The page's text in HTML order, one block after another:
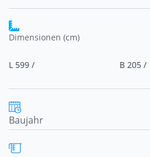
Dimensionen (cm)
L 599 / B 205 /
Baujahr